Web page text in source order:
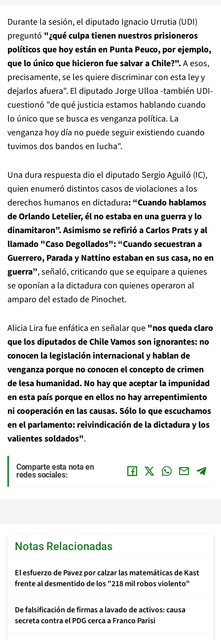
Durante la sesión, el diputado Ignacio Urrutia (UDI)
preguntó "¿qué culpa tienen nuestros prisioneros
políticos que hoy están en Punta Peuco, por ejemplo,
que lo único que hicieron fue salvar a Chile?".A esos,
precisamente, se les quiere discriminar con esta ley y
dejarlos afuera". El diputado Jorge Ulloa -también UDI-
cuestionó "de qué justicia estamos hablando cuando
lo único que se busca es venganza política. La
venganza hoy día no puede seguir existiendo cuando
tuvimos dos bandos en lucha".
Una dura respuesta dio el diputado Sergio Aguiló (IC),
quien enumeró distintos casos de violaciones a los
derechos humanos en dictadura: “Cuando hablamos
de Orlando Letelier, él no estaba en una guerra y lo
dinamitaron”. Asimismo se refirió a Carlos Prats y al
llamado "Caso Degollados": “Cuando secuestran a
Guerrero, Parada y Nattino estaban en sus casa, no en
guerra”, señaló, criticando que se equipare a quienes
se oponían a la dictadura con quienes operaron al
amparo del estado de Pinochet.
Alicia Lira fue enfática en señalar que "nos queda claro
que los diputados de Chile Vamos son ignorantes: no
conocen la legislación internacional y hablan de
venganza porque no conocen el concepto de crimen
de lesa humanidad. No hay que aceptar la impunidad
en esta país porque en ellos no hay arrepentimiento
ni cooperación en las causas. Sólo lo que escuchamos
en el parlamento: reivindicación de la dictadura y los
valientes soldados".
Comparte esta nota en
redes sociales:
Notas Relacionadas
El esfuerzo de Pavez por calzar las matemáticas de Kast
frente al desmentido de los "218 mil robos violento"
De falsificación de firmas a lavado de activos: causa
secreta contra el PDG cerca a Franco Parisi